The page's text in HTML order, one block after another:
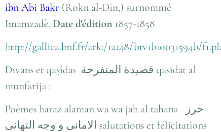
ibn Abi Bakr (Rokn al-Din,) surnommé
Imamzadè. Date d'édition 1857-1858
http://gallica.bnf.fr/ark:/12148/btv1b10031594b/
Divans et qaṣîdas قصيدة المنفرجة qasidat al
munfarija :
Poèmes haraz alaman wa wa jah al tahana
حرز
الامانى و وجه التهانى salutations et félicitations